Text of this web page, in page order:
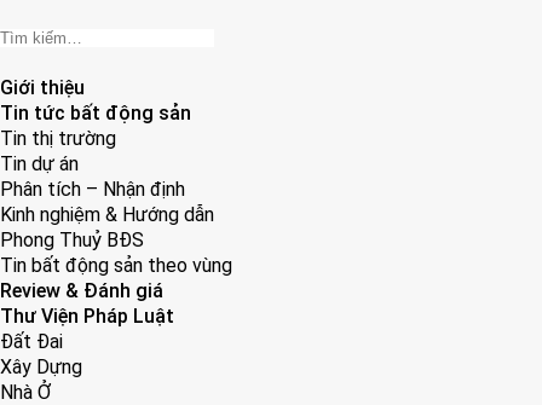
Giới thiệu
Tin tức bất động sản
Tin thị trường
Tin dự án
Phân tích – Nhận định
Kinh nghiệm & Hướng dẫn
Phong Thuỷ BĐS
Tin bất động sản theo vùng
Review & Đánh giá
Thư Viện Pháp Luật
Đất Đai
Xây Dựng
Nhà Ở